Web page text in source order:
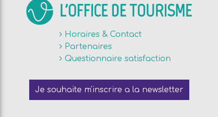
L'OFFICE DE TOURISME
Horaires & Contact
Partenaires
Questionnaire satisfaction
Je souhaite m'inscrire a la newsletter